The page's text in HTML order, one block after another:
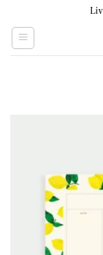
content